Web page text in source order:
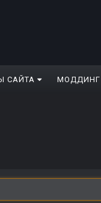
САЙТА МОДДИНГ